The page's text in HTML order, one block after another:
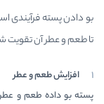
بو دادن پسته فرآیندی
تا طعم و عطر آن تقویت
افزایش طعم و عطر
پسته بو داده طعم و